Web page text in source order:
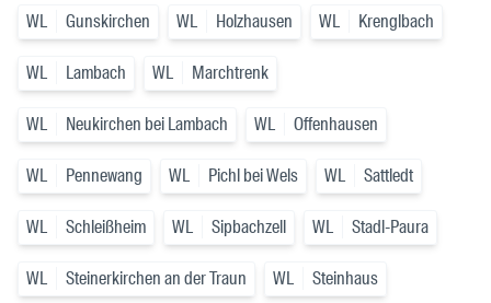
WL Gunskirchen WL Holzhausen WL Krenglbach
WL Lambach WL Marchtrenk
WL Neukirchen bei Lambach WL Offenhausen
WL Pennewang WL Pichl bei Wels WL Sattledt
WL Schleißheim WL Sipbachzell WL Stadl-Paura
WL Steinerkirchen an der Traun WL Steinhaus